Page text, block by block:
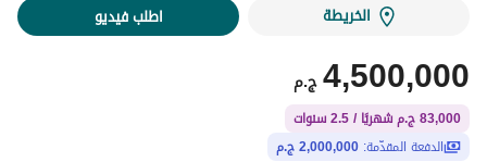
الخريطة اطلب فيديو
ج.م4,500,000
83,000 ج.م شهريًا / 2.5 سنوات
الدفعة المقدّمة: 2,000,000 ج.م